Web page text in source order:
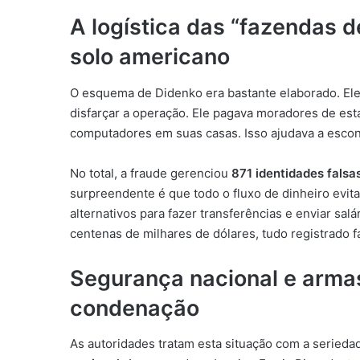
A logística das “fazendas
solo americano
O esquema de Didenko era bastante elaborado.
disfarçar a operação. Ele pagava moradores de
computadores em suas casas. Isso ajudava a
No total, a fraude gerenciou 871 identidades
surpreendente é que todo o fluxo de dinheiro
alternativos para fazer transferências e enviar
centenas de milhares de dólares, tudo registrado
Segurança nacional e
condenação
As autoridades tratam esta situação com a